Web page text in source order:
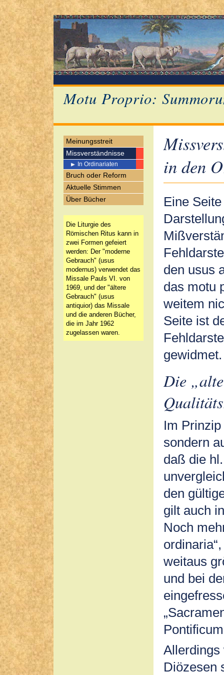
Motu Proprio:
Meinungsstreit
Missverständnisse
In Ordinariaten
Bruch oder Reform
Aktuelle Stimmen
Über Bücher
Die Liturgie des
Römischen Ritus kann in
zwei Formen gefeiert
werden: Der "moderne
Gebrauch" (usus
modernus) verwendet das
Missale Pauls VI. von
1969, und der "ältere
Gebrauch" (usus
antiquior) das Missale
und die anderen Bücher,
die im Jahr 1962
zugelassen waren.
in den
Eine
den usus
das motu
weitem
Seite ist
Die
Im
sondern
daß die
den
gilt auch
Noch
weitaus
und bei
Allerdings
Diözesen